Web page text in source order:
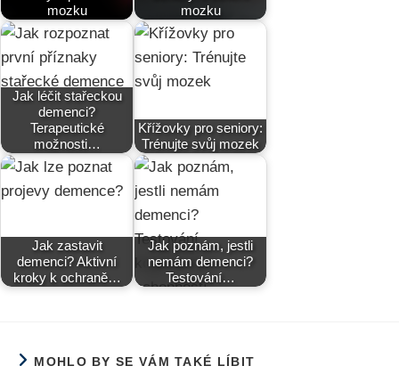
mozku
mozku
Jak léčit stařeckou
demenci?
Terapeutické
možnosti…
Křížovky pro seniory:
Trénujte svůj mozek
Jak zastavit
demenci? Aktivní
kroky k ochraně…
Jak poznám, jestli
nemám demenci?
Testování…
MOHLO BY SE VÁM TAKÉ LÍBIT